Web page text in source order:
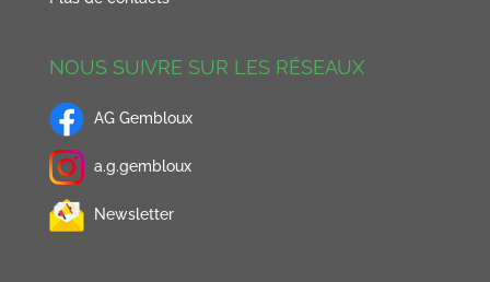
NOUS SUIVRE SUR LES RÉSEAUX
AG Gembloux
a.g.gembloux
Newsletter